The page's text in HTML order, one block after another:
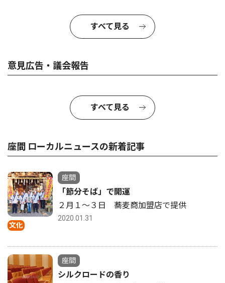
すべて見る
意見広告・議会報告
すべて見る
座間 ローカルニュースの新着記事
文化
座間
「節分そば」で開運
２月１〜３日 蕎麦商加盟店で提供
2020.01.31
座間
シルクロードの香り